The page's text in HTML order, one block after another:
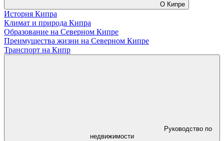
О Кипре
История Кипра
Климат и природа Кипра
Образование на Северном Кипре
Преимущества жизни на Северном Кипре
Транспорт на Кипр
Руководство по
недвижимости